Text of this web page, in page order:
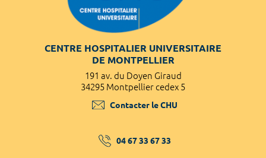
CENTRE HOSPITALIER UNIVERSITAIRE
DE MONTPELLIER
191 av. du Doyen Giraud
34295 Montpellier cedex 5
Contacter le CHU
04 67 33 67 33